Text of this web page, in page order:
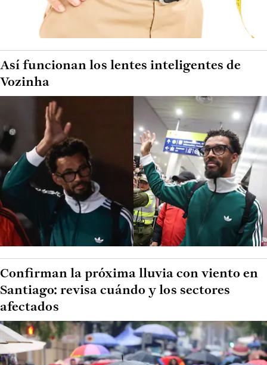
Así funcionan los lentes inteligentes de
Vozinha
Confirman la próxima lluvia con viento en
Santiago: revisa cuándo y los sectores
afectados